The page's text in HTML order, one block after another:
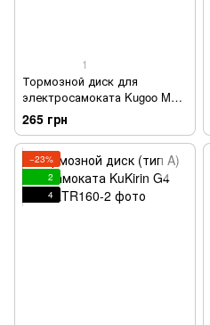
1
Тормозной диск для
электросамоката Kugoo M4
(140 мм)
265 грн
−23%
2
4